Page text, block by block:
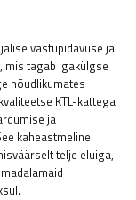
vastupidavuse ja
mis tagab igakülgse
nõudlikumates
KTL-kattega
ja
kaheastmeline
telje eluiga,